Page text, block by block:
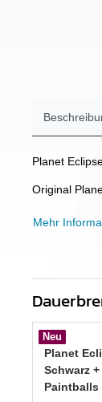
Planet
Original
Mehr
Neu
Planet
Schwarz
Paintballs